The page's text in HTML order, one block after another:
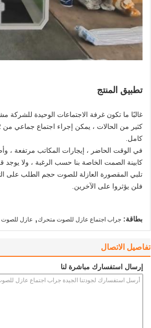
تطبيق المنتج
غالبًا ما تكون غرفة الاجتماعات الوحيدة للشركة
كامل.
في الوقت الحاضر ، إيجارات المكاتب مرتفعة ،
كابينة الصمت الخاصة بنا حسب الرغبة ، ولا يوجد
تلبي المقصورة العازلة للصوت حجم الطلب على
فلن يؤثروا على الآخرين.
بطاقة: جراب اجتماع عازل للصوت متحرك عازل
تفاصيل الاتصال
إرسال استفسارك مباشرة لنا